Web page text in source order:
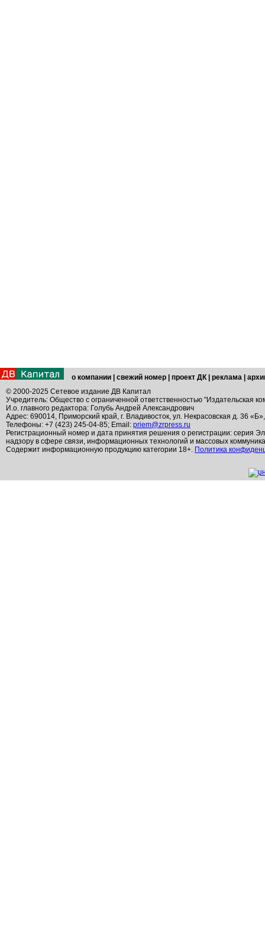
о компании свежий номер проект ДК реклама
© 2000-2025 Сетевое издание ДВ Капитал
Учредитель: Общество с ограниченной ответственностью "Издательская
И.о. главного редактора: Голубь Андрей Александрович
Адрес: 690014, Приморский край, г. Владивосток, ул. Некрасовская д. 36
Телефоны: +7 (423) 245-04-85; Email: priem@zrpress.ru
Регистрационный номер и дата принятия решения о регистрации: серия
надзору в сфере связи, информационных технологий и массовых
Содержит информационную продукцию категории 18+. Политика